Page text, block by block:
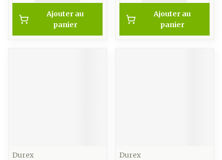
Ajouter au
panier
Ajouter au
panier
Durex
Durex